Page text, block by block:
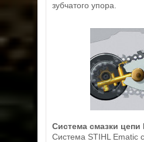
зубчатого упора.
Система смазки цепи
Система STIHL Ematic